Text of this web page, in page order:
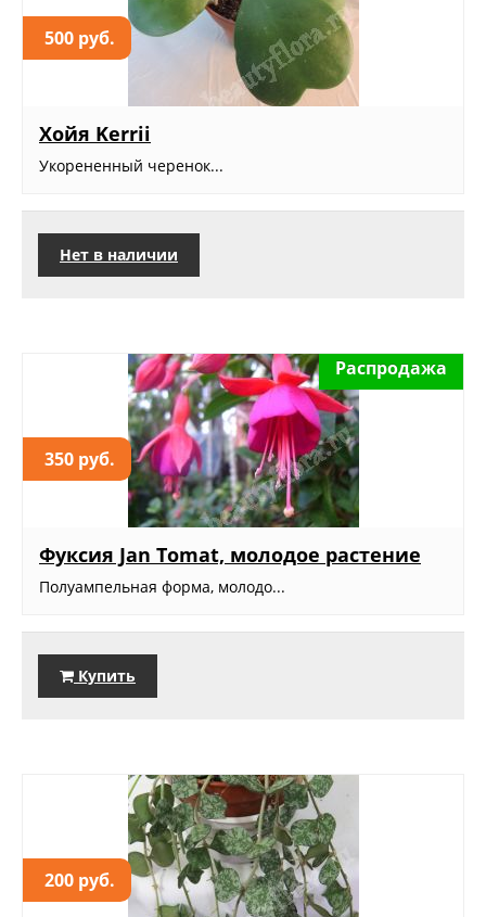
500 руб.
Хойя Kerrii
Укорененный черенок...
Нет в наличии
350 руб.
Распродажа
Фуксия Jan Tomat, молодое растение
Полуампельная форма, молодо...
Купить
200 руб.